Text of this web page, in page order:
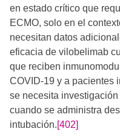
en estado crítico que
ECMO, solo en el
necesitan datos
eficacia de vilobelimab
que reciben
COVID-19 y a pacientes
se necesita
cuando se administra
intubación.[402]